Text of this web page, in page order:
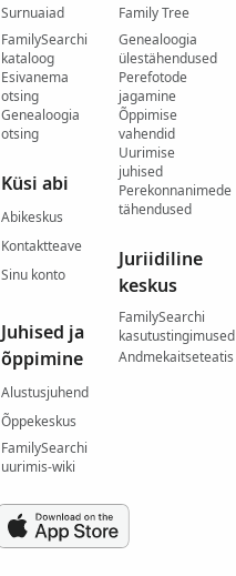
Surnuaiad
FamilySearchi
kataloog
Esivanema
otsing
Genealoogia
otsing
Küsi abi
Abikeskus
Kontaktteave
Sinu konto
Juhised ja
õppimine
Alustusjuhend
Õppekeskus
FamilySearchi
uurimis-wiki
Family Tree
Genealoogia
ülestähendused
Perefotode
jagamine
Õppimise
vahendid
Uurimise
juhised
Perekonnanimede
tähendused
Juriidiline
keskus
FamilySearchi
kasutustingimused
Andmekaitseteatis